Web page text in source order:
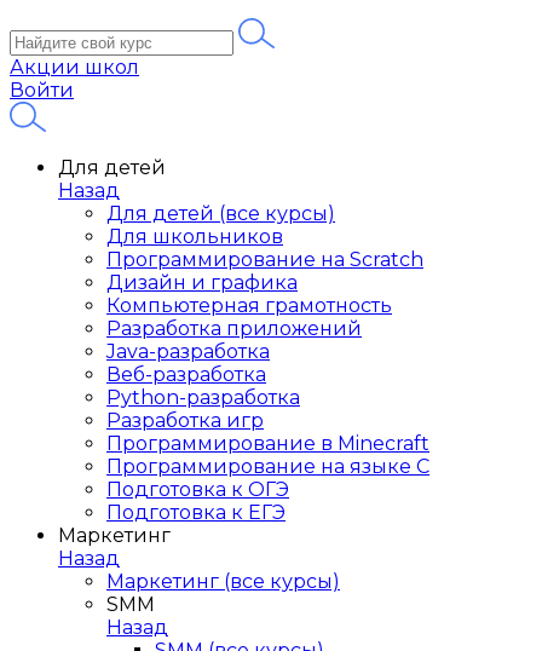
Акции школ
Войти
Для детей
Назад
Для детей (все курсы)
Для школьников
Программирование на Scratch
Дизайн и графика
Компьютерная грамотность
Разработка приложений
Java-разработка
Веб-разработка
Python-разработка
Разработка игр
Программирование в Minecraft
Программирование на языке C
Подготовка к ОГЭ
Подготовка к ЕГЭ
Маркетинг
Назад
Маркетинг (все курсы)
SMM
Назад